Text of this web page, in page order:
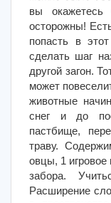
вы
осторожны!
попасть в
сделать шаг
другой загон.
может
животные
снег и до
пастбище,
траву.
овцы, 1 игровое
забора.
Расширение